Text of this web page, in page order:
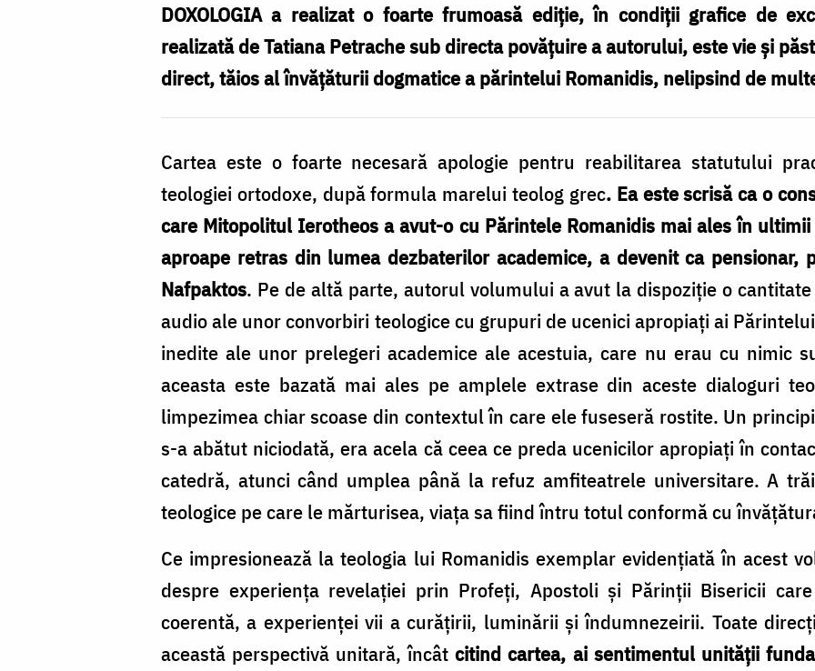
DOXOLOGIA a realizat o foarte frumoasă ediție, în condiții grafice de
realizată de Tatiana Petrache sub directa povățuire a autorului, este vie și
direct, tăios al învățăturii dogmatice a părintelui Romanidis, nelipsind de
Cartea este o foarte necesară apologie pentru reabilitarea statutului
teologiei ortodoxe, după formula marelui teolog grec. Ea este scrisă ca o
care Mitopolitul Ierotheos a avut-o cu Părintele Romanidis mai ales în
aproape retras din lumea dezbaterilor academice, a devenit ca
Nafpaktos. Pe de altă parte, autorul volumului a avut la dispoziție o
audio ale unor convorbiri teologice cu grupuri de ucenici apropiați ai
inedite ale unor prelegeri academice ale acestuia, care nu erau cu nimic
aceasta este bazată mai ales pe amplele extrase din aceste dialoguri
limpezimea chiar scoase din contextul în care ele fuseseră rostite. Un
s-a abătut niciodată, era acela că ceea ce preda ucenicilor apropiați în
catedră, atunci când umplea până la refuz amfiteatrele universitare. A
teologice pe care le mărturisea, viața sa fiind întru totul conformă cu
Ce impresionează la teologia lui Romanidis exemplar evidențiată în acest
despre experiența revelației prin Profeți, Apostoli și Părinții Bisericii
coerentă, a experienței vii a curățirii, luminării și îndumnezeirii. Toate
această perspectivă unitară, încâtcitind cartea, ai sentimentul unității